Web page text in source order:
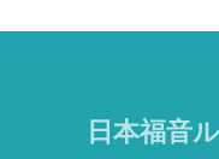
日本福音